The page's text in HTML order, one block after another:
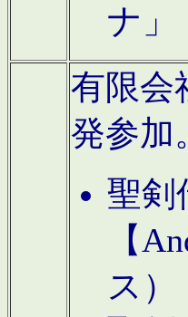
ナ」
有限会
発参加
聖剣
【
ス）